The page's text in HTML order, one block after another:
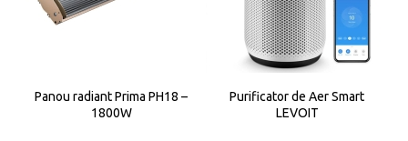
Panou radiant Prima PH18 –
1800W
Purificator de Aer Smart
LEVOIT